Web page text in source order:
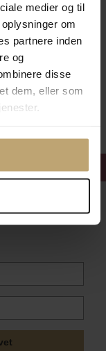
medier og til
om
partnere inden
og
disse
dem, eller som